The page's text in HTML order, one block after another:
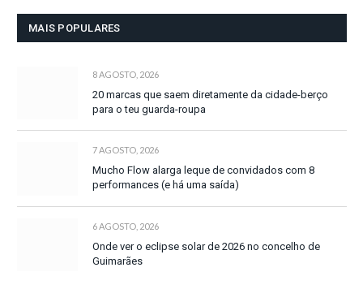
MAIS POPULARES
8 AGOSTO, 2026
20 marcas que saem diretamente da cidade-berço
para o teu guarda-roupa
7 AGOSTO, 2026
Mucho Flow alarga leque de convidados com 8
performances (e há uma saída)
6 AGOSTO, 2026
Onde ver o eclipse solar de 2026 no concelho de
Guimarães